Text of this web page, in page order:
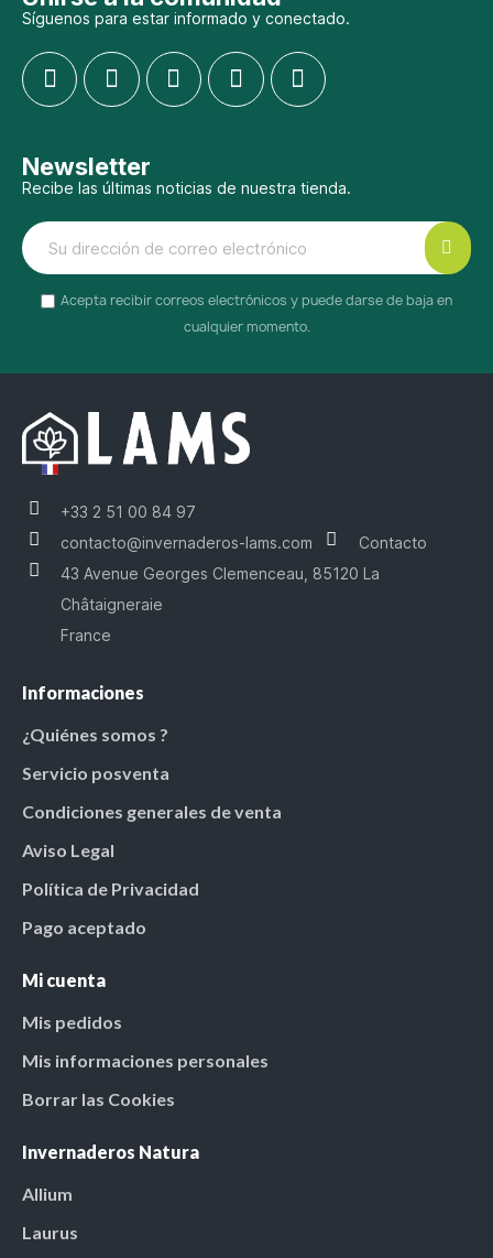
Síguenos para estar informado y conectado.
Newsletter
Recibe las últimas noticias de nuestra tienda.
Acepta recibir correos electrónicos y puede darse de baja en
cualquier momento.
+33 2 51 00 84 97
contacto@invernaderos-lams.com
Contacto
43 Avenue Georges Clemenceau, 85120 La
Châtaigneraie
France
Informaciones
¿Quiénes somos ?
Servicio posventa
Condiciones generales de venta
Aviso Legal
Política de Privacidad
Pago aceptado
Mi cuenta
Mis pedidos
Mis informaciones personales
Borrar las Cookies
Invernaderos Natura
Allium
Laurus